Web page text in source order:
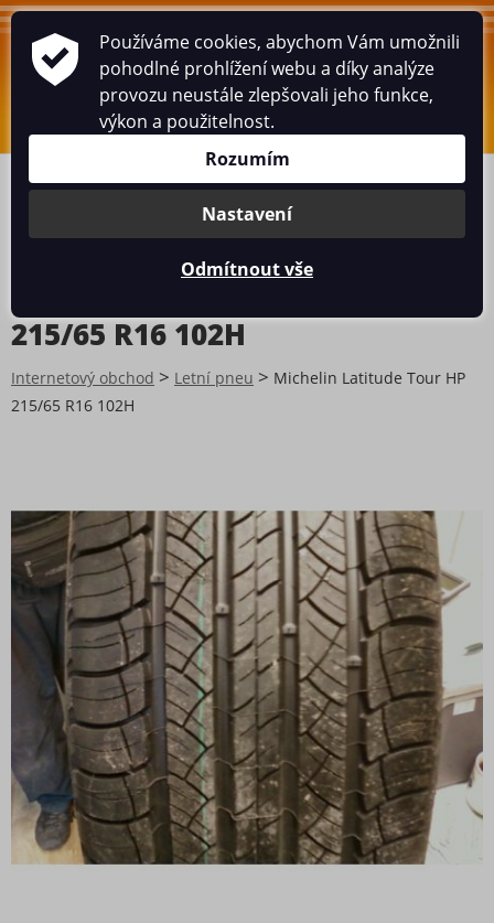
WWW.HUSARIK.CZ
0 ks / 0 Kč
PNEUSERVIS
HISTORICKÉ POHLEDNICE
O MNĚ
215/65 R16 102H
Internetový obchod > Letní pneu > Michelin Latitude Tour HP
215/65 R16 102H
Používáme cookies, abychom Vám umožnili
pohodlné prohlížení webu a díky analýze
provozu neustále zlepšovali jeho funkce,
výkon a použitelnost.
Rozumím
Nastavení
Odmítnout vše